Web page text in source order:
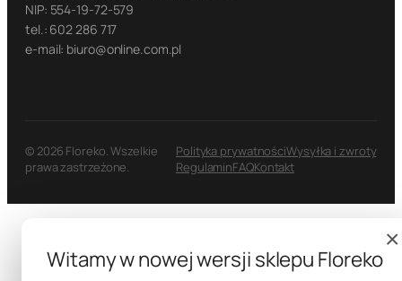
NIP: 554-19-72-579
tel.: 602 286 717
e-mail: biuro@online.com.pl
© 2026 Floreko. Wszelkie
prawa zastrzeżone.
Polityka prywatnościWysyłka i zwroty
RegulaminFAQKontakt
×
Witamy w nowej wersji sklepu Floreko